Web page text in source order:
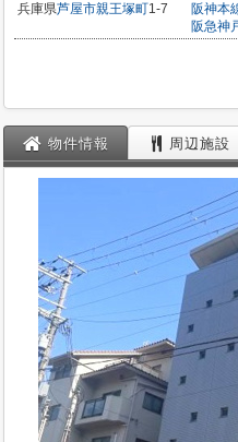
兵庫県芦屋市親王塚町1-7
阪神本
阪急神
物件情報 周辺施設